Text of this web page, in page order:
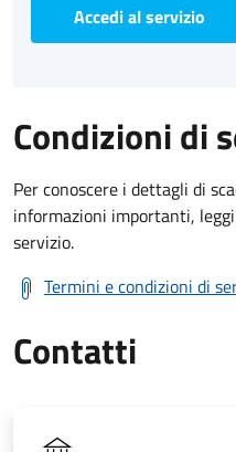
Accedi al servizio
Condizioni di
Per conoscere i dettagli di
informazioni importanti,
servizio.
Termini e condizioni di
Contatti